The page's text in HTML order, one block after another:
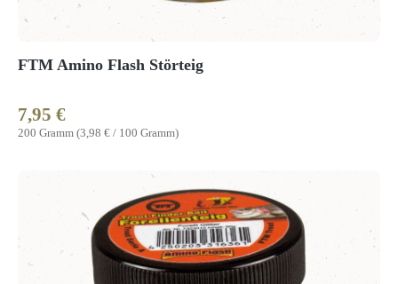
FTM Amino Flash Störteig
200 Gramm (3,98 € / 100 Gramm)
Regulärer Preis:
7,95 €